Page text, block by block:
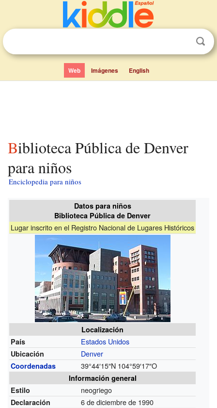
Web Imágenes English
Biblioteca Pública de Denver
para niños
Enciclopedia para niños
Datos para niños
Biblioteca Pública de Denver
Lugar inscrito en el Registro Nacional de Lugares Históricos
Localización
País
Estados Unidos
Ubicación Denver
Coordenadas 39°44′15″N 104°59′17″O
Información general
Estilo
neogriego
Declaración 6 de diciembre de 1990